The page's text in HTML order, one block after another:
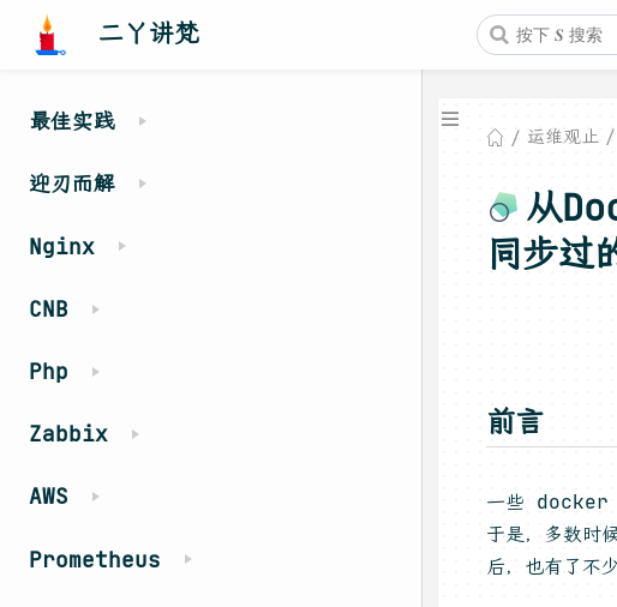
二丫讲梵
最佳实践
迎刃而解
Nginx
CNB
Php
Zabbix
AWS
Prometheus
运维观止
从
同步
前言
一些 docker
于是，多数时
后，也有了不